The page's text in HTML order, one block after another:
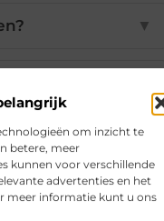
om inzicht te
betere, meer
kunnen voor verschillende
advertenties en het
meer informatie kunt u ons
▼
▼
▼